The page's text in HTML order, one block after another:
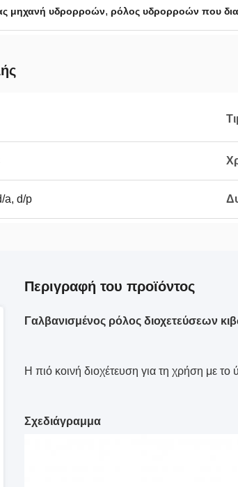
μηχανή υδρορροών, ρόλος υδρορροών που
a, d/p
Περιγραφή του προϊόντος
Γαλβανισμένος ρόλος διοχετεύσεων
Η πιό κοινή διοχέτευση για τη χρήση με
Σχεδιάγραμμα